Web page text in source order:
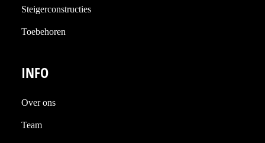
Steigerconstructies
Toebehoren
INFO
Over ons
Team